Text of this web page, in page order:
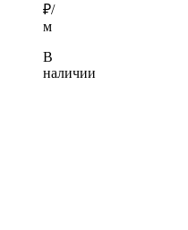
₽/
м
В
наличии